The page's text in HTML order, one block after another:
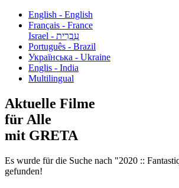
English - English
Français - France
עִבְרִית - Israel
Português - Brazil
Українська - Ukraine
Englis - India
Multilingual
Aktuelle Filme
für Alle
mit GRETA
Es wurde für die Suche nach "2020 ::
gefunden!